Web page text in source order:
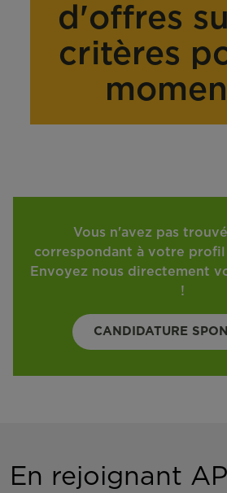
d'offres
critères
Vous n'avez pas
correspondant à votre
Envoyez nous directement
!
CANDIDATURE
En rejoignant